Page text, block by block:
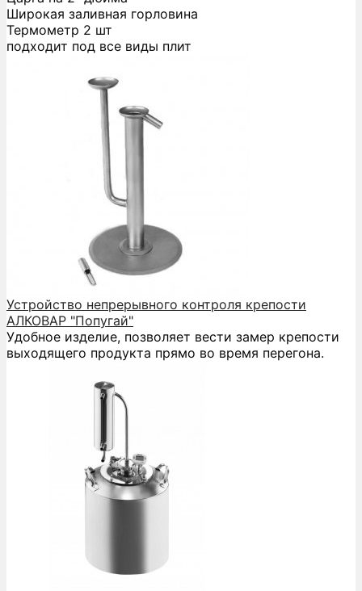
Широкая заливная горловина
Термометр 2 шт
подходит под все виды плит
Устройство непрерывного контроля крепости
АЛКОВАР "Попугай"
Удобное изделие, позволяет вести замер крепости
выходящего продукта прямо во время перегона.